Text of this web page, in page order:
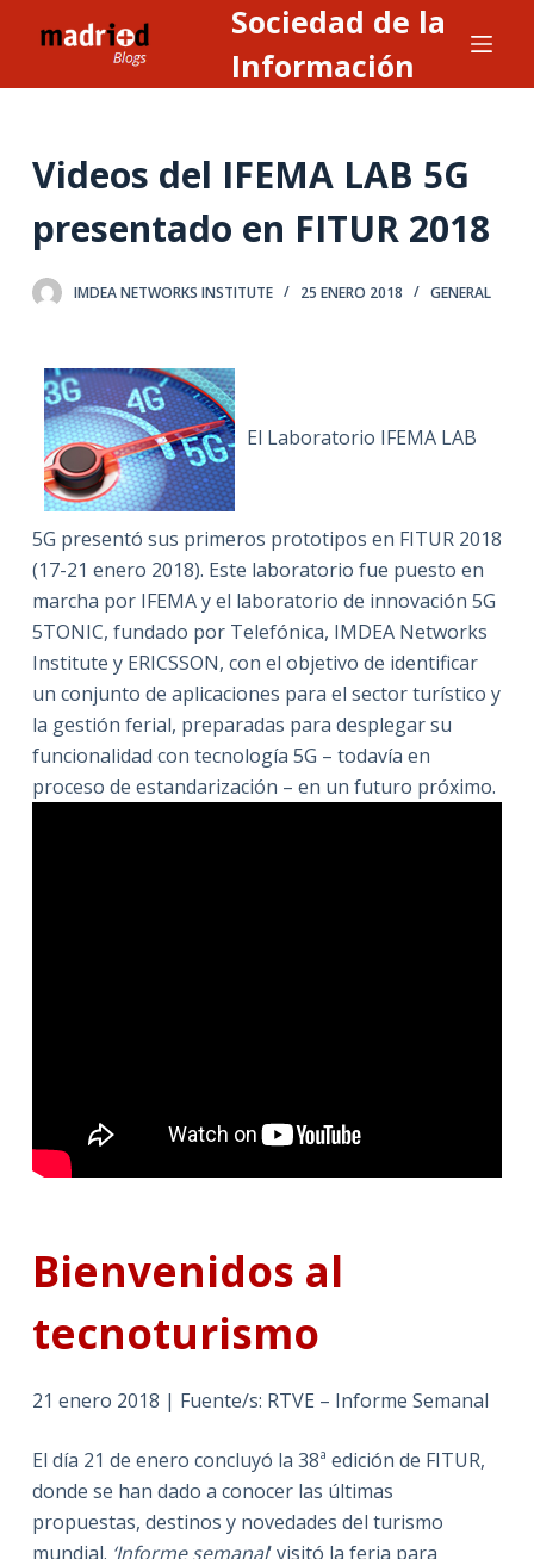
l
o
Sociedad de la
Información
Videos del IFEMA LAB 5G
presentado en FITUR 2018
IMDEA NETWORKS INSTITUTE 25 ENERO 2018 GENERAL
El Laboratorio IFEMA LAB
5G presentó sus primeros prototipos en FITUR 2018
(17-21 enero 2018). Este laboratorio fue puesto en
marcha por IFEMA y el laboratorio de innovación 5G
5TONIC, fundado por Telefónica, IMDEA Networks
Institute y ERICSSON, con el objetivo de identificar
un conjunto de aplicaciones para el sector turístico y
la gestión ferial, preparadas para desplegar su
funcionalidad con tecnología 5G – todavía en
proceso de estandarización – en un futuro próximo.
Bienvenidos al
tecnoturismo
21 enero 2018 | Fuente/s: RTVE – Informe Semanal
El día 21 de enero concluyó la 38ª edición de FITUR,
donde se han dado a conocer las últimas
propuestas, destinos y novedades del turismo
mundial. ‘Informe semanal‘ visitó la feria para